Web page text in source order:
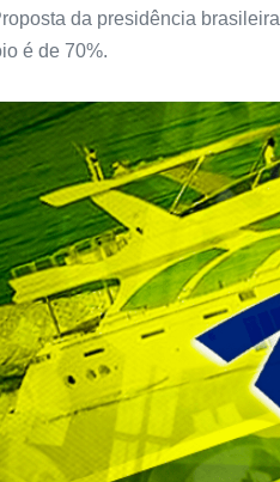
da presidência
é de 70%.